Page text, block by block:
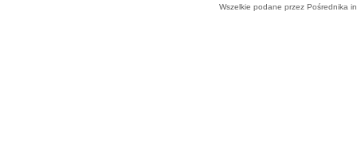
Wszelkie podane przez Pośrednika